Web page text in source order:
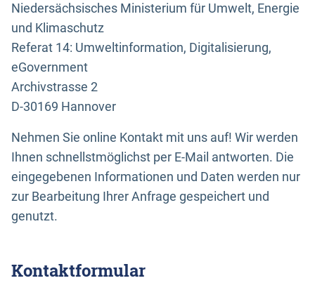
Niedersächsisches Ministerium für Umwelt, Energie
und Klimaschutz
Referat 14: Umweltinformation, Digitalisierung,
eGovernment
Archivstrasse 2
D-30169 Hannover
Nehmen Sie online Kontakt mit uns auf! Wir werden
Ihnen schnellstmöglichst per E-Mail antworten. Die
eingegebenen Informationen und Daten werden nur
zur Bearbeitung Ihrer Anfrage gespeichert und
genutzt.
Kontaktformular